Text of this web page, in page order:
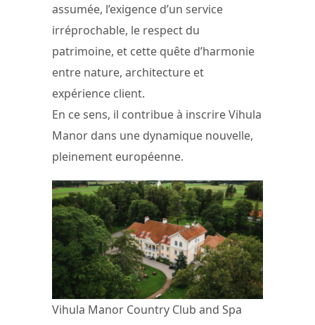
assumée, l’exigence d’un service
irréprochable, le respect du
patrimoine, et cette quête d’harmonie
entre nature, architecture et
expérience client.
En ce sens, il contribue à inscrire Vihula
Manor dans une dynamique nouvelle,
pleinement européenne.
Vihula Manor Country Club and Spa